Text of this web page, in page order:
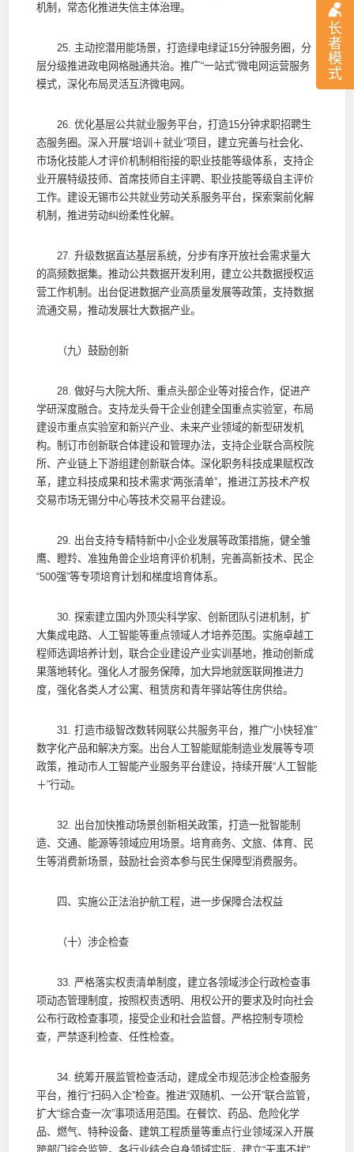
长
者
模
式
机制，常态化推进失信主体治理。
25. 主动挖潜用能场景，打造绿电绿证15分钟服务圈，分
层分级推进政电网格融通共治。推广“一站式”微电网运营服务
模式，深化布局灵活互济微电网。
26. 优化基层公共就业服务平台，打造15分钟求职招聘生
态服务圈。深入开展“培训＋就业”项目，建立完善与社会化、
市场化技能人才评价机制相衔接的职业技能等级体系，支持企
业开展特级技师、首席技师自主评聘、职业技能等级自主评价
工作。建设无锡市公共就业劳动关系服务平台，探索案前化解
机制，推进劳动纠纷柔性化解。
27. 升级数据直达基层系统，分步有序开放社会需求量大
的高频数据集。推动公共数据开发利用，建立公共数据授权运
营工作机制。出台促进数据产业高质量发展等政策，支持数据
流通交易，推动发展壮大数据产业。
（九）鼓励创新
28. 做好与大院大所、重点头部企业等对接合作，促进产
学研深度融合。支持龙头骨干企业创建全国重点实验室，布局
建设市重点实验室和新兴产业、未来产业领域的新型研发机
构。制订市创新联合体建设和管理办法，支持企业联合高校院
所、产业链上下游组建创新联合体。深化职务科技成果赋权改
革，建立科技成果和技术需求“两张清单”，推进江苏技术产权
交易市场无锡分中心等技术交易平台建设。
29. 出台支持专精特新中小企业发展等政策措施，健全雏
鹰、瞪羚、准独角兽企业培育评价机制，完善高新技术、民企
“500强”等专项培育计划和梯度培育体系。
30. 探索建立国内外顶尖科学家、创新团队引进机制，扩
大集成电路、人工智能等重点领域人才培养范围。实施卓越工
程师选调培养计划，联合企业建设产业实训基地，推动创新成
果落地转化。强化人才服务保障，加大异地就医联网推进力
度，强化各类人才公寓、租赁房和青年驿站等住房供给。
31. 打造市级智改数转网联公共服务平台，推广“小快轻准”
数字化产品和解决方案。出台人工智能赋能制造业发展等专项
政策，推动市人工智能产业服务平台建设，持续开展“人工智能
＋”行动。
32. 出台加快推动场景创新相关政策，打造一批智能制
造、交通、能源等领域应用场景。培育商务、文旅、体育、民
生等消费新场景，鼓励社会资本参与民生保障型消费服务。
四、实施公正法治护航工程，进一步保障合法权益
（十）涉企检查
33. 严格落实权责清单制度，建立各领域涉企行政检查事
项动态管理制度，按照权责透明、用权公开的要求及时向社会
公布行政检查事项，接受企业和社会监督。严格控制专项检
查，严禁逐利检查、任性检查。
34. 统筹开展监管检查活动，建成全市规范涉企检查服务
平台，推行“扫码入企”检查。推进“双随机、一公开”联合监管，
扩大“综合查一次”事项适用范围。在餐饮、药品、危险化学
品、燃气、特种设备、建筑工程质量等重点行业领域深入开展